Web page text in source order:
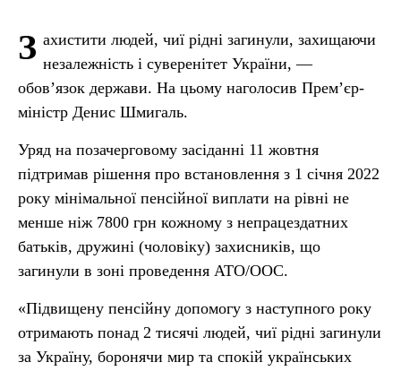
З ахистити людей, чиї рідні загинули, захищаючи
незалежність і суверенітет України, —
обов’язок держави. На цьому наголосив Прем’єр-
міністр Денис Шмигаль.
Уряд на позачерговому засіданні 11 жовтня
підтримав рішення про встановлення з 1 січня 2022
року мінімальної пенсійної виплати на рівні не
менше ніж 7800 грн кожному з непрацездатних
батьків, дружині (чоловіку) захисників, що
загинули в зоні проведення АТО/ООС.
«Підвищену пенсійну допомогу з наступного року
отримають понад 2 тисячі людей, чиї рідні загинули
за Україну, боронячи мир та спокій українських